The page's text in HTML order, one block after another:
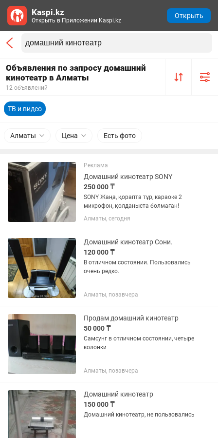
Объявления по запросу домашний
кинотеатр в Алматы
12 объявлений
ТВ и видео
Алматы Цена Есть фото
Реклама
Домашний кинотеатр SONY
250 000 ₸
SONY Жаңа, қорапта тұр, караоке 2
микрофон, қолданыста болмаған!
Алматы, сегодня
Домашний кинотеатр Сони.
120 000 ₸
В отличном состоянии. Пользовались
очень редко.
Алматы, позавчера
Продам домашний кинотеатр
50 000 ₸
Самсунг в отличном состоянии, четыре
колонки
Алматы, позавчера
Домашний кинотеатр
150 000 ₸
Домашний кинотеатр, не пользовались
Kaspi.kz
Открыть в Приложении Kaspi.kz
Открыть